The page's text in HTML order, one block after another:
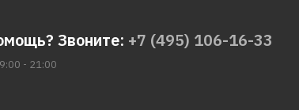
Звоните: +7 (495) 106-16-33
- 21:00